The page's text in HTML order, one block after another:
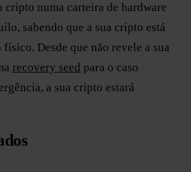
cripto numa carteira de hardware
sabendo que a sua cripto está
Desde que não revele a sua
recovery seed para o caso
a sua cripto estará